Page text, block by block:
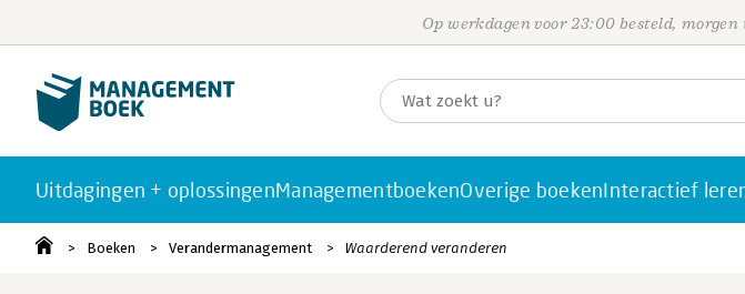
Op werkdagen voor 23:00 besteld,
Uitdagingen + oplossingenManagementboekenOverige boekenInteractief
Boeken Verandermanagement Waarderend veranderen